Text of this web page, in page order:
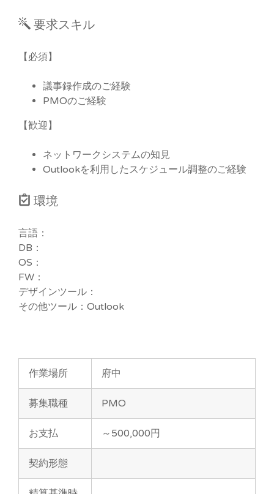
要求スキル
【必須】
議事録作成のご経験
PMOのご経験
【歓迎】
ネットワークシステムの知見
Outlookを利用したスケジュール調整のご経験
環境
言語：
DB：
OS：
FW：
デザインツール：
その他ツール：Outlook
作業場所 府中
募集職種 PMO
お支払 ～500,000円
契約形態